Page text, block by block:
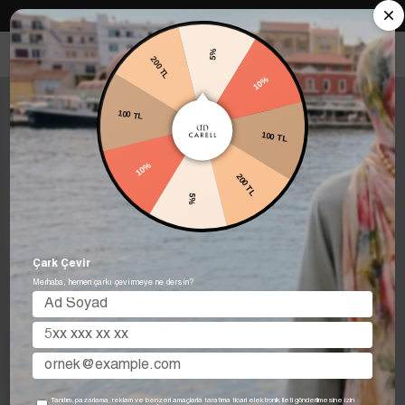
Carell in Roma Koleksiyonu Şimdi Satışta! Hemen keşfet.
5%
10%
100 TL
200 TL
5%
10%
100 TL
200 TL
Çark Çevir
Merhaba, hemen çarkı çevirmeye ne dersin?
Tanıtım, pazarlama, reklam ve benzeri amaçlarla tarafıma ticari elektronik ileti gönderilmesine izin